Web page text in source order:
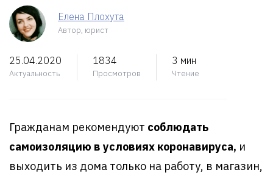
Елена Плохута
Автор, юрист
25.04.2020
Актуальность
1834
Просмотров
3 мин
Чтение
Гражданам рекомендуют соблюдать
самоизоляцию в условиях коронавируса, и
выходить из дома только на работу, в магазин,